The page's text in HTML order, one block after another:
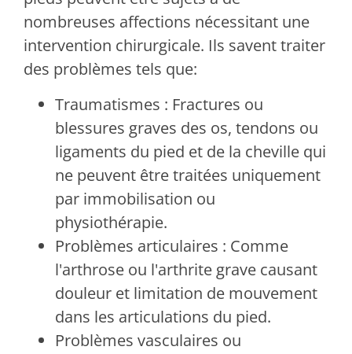
nombreuses affections nécessitant une
intervention chirurgicale. Ils savent traiter
des problèmes tels que:
Traumatismes : Fractures ou
blessures graves des os, tendons ou
ligaments du pied et de la cheville qui
ne peuvent être traitées uniquement
par immobilisation ou
physiothérapie.
Problèmes articulaires : Comme
l'arthrose ou l'arthrite grave causant
douleur et limitation de mouvement
dans les articulations du pied.
Problèmes vasculaires ou